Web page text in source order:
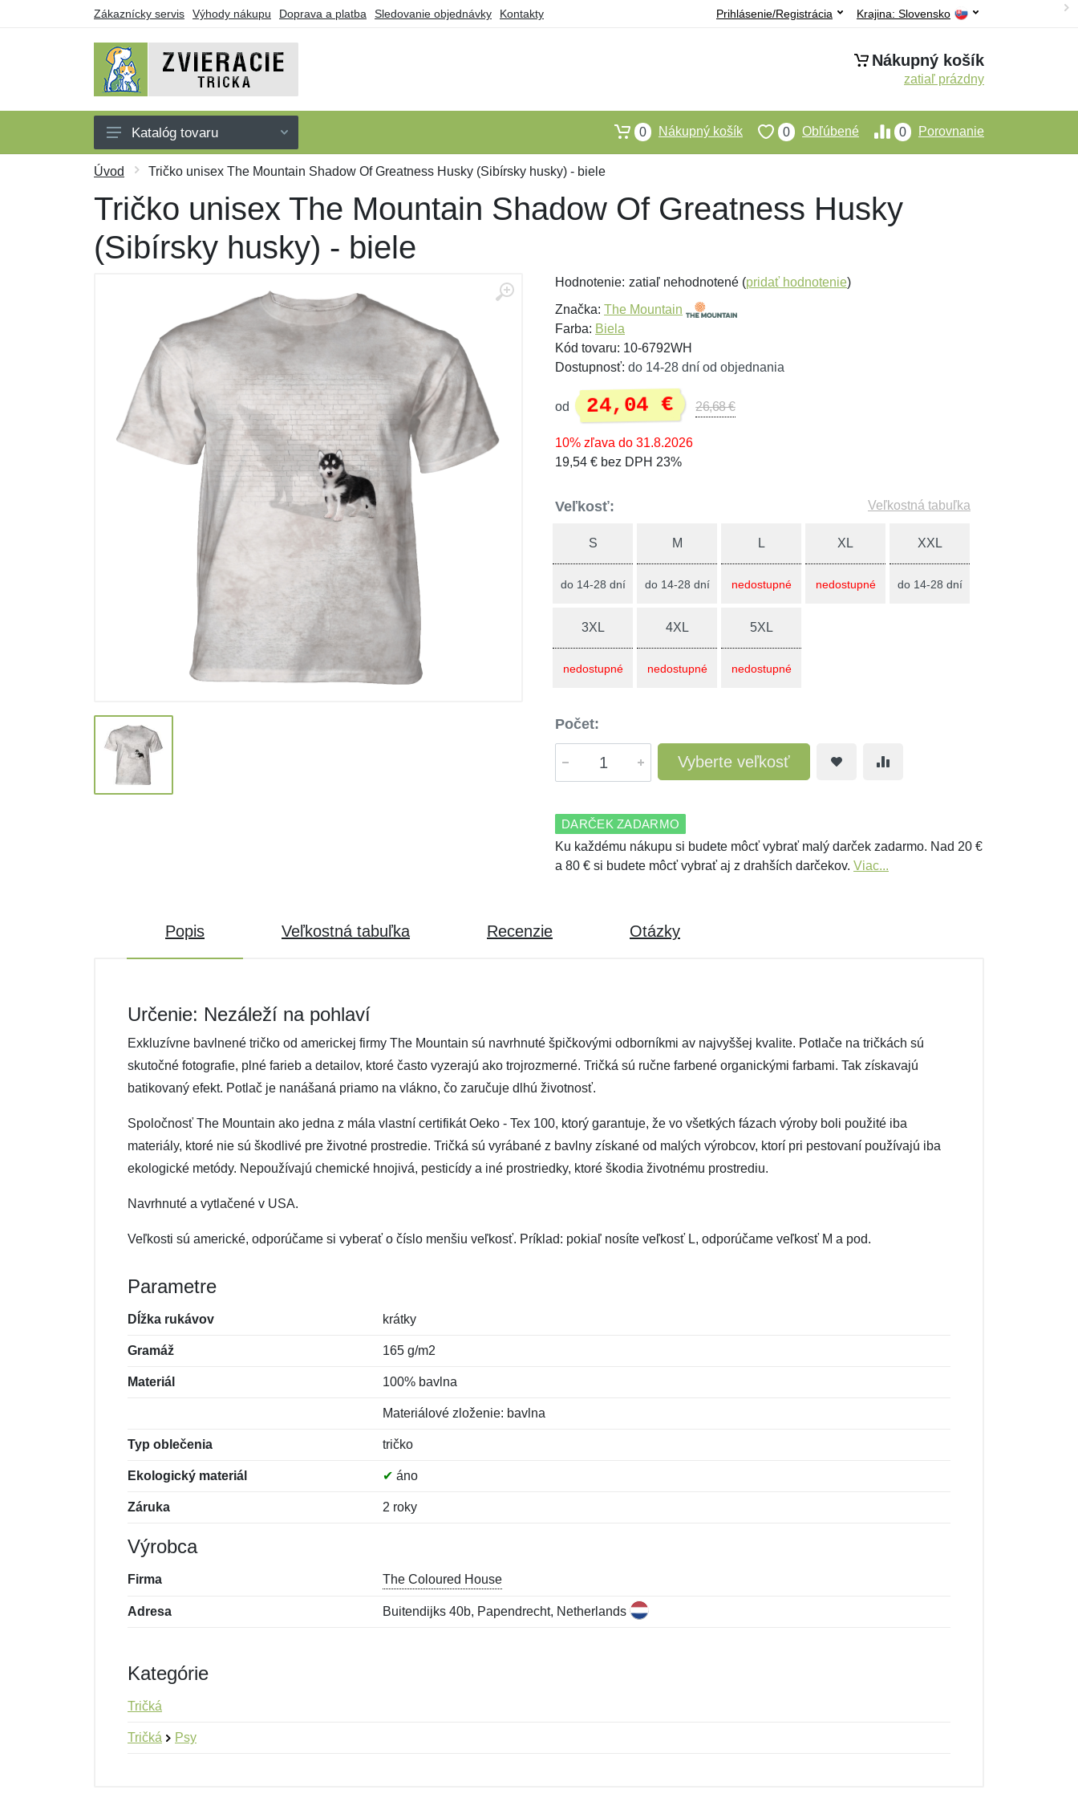
Zákaznícky servis Výhody nákupu Doprava a platba Sledovanie objednávky Kontakty Krajina: Slovensko
Prihlásenie/Registrácia
Nákupný košík
zatiaľ prázdny
Tričká
Tielka
Šaty
Katalóg tovaru 0 Porovnanie
0 Obľúbené
0 Nákupný košík
Úvod Tričko unisex The Mountain Shadow Of Greatness Husky (Sibírsky husky) - biele
Tričko unisex The Mountain Shadow Of Greatness Husky
(Sibírsky husky) - biele
Hodnotenie: zatiaľ nehodnotené (pridať hodnotenie)
Značka: The Mountain
Farba: Biela
Kód tovaru: 10-6792WH
Dostupnosť: do 14-28 dní od objednania
od 24,04 € 26,68 €
10% zľava do 31.8.2026
19,54 € bez DPH 23%
Veľkosť: Veľkostná tabuľka
S
do 14-28 dní
M
do 14-28 dní
L
nedostupné
XL
nedostupné
XXL
do 14-28 dní
3XL
nedostupné
4XL
nedostupné
5XL
nedostupné
Počet:
Vyberte veľkosť
DARČEK ZADARMO
Ku každému nákupu si budete môcť vybrať malý darček zadarmo. Nad 20 €
a 80 € si budete môcť vybrať aj z drahších darčekov. Viac...
Popis Veľkostná tabuľka Recenzie Otázky
Určenie: Nezáleží na pohlaví
Exkluzívne bavlnené tričko od americkej firmy The Mountain sú navrhnuté špičkovými odborníkmi av najvyššej kvalite. Potlače na tričkách sú
skutočné fotografie, plné farieb a detailov, ktoré často vyzerajú ako trojrozmerné. Tričká sú ručne farbené organickými farbami. Tak získavajú
batikovaný efekt. Potlač je nanášaná priamo na vlákno, čo zaručuje dlhú životnosť.
Spoločnosť The Mountain ako jedna z mála vlastní certifikát Oeko - Tex 100, ktorý garantuje, že vo všetkých fázach výroby boli použité iba
materiály, ktoré nie sú škodlivé pre životné prostredie. Tričká sú vyrábané z bavlny získané od malých výrobcov, ktorí pri pestovaní používajú iba
ekologické metódy. Nepoužívajú chemické hnojivá, pesticídy a iné prostriedky, ktoré škodia životnému prostrediu.
Navrhnuté a vytlačené v USA.
Veľkosti sú americké, odporúčame si vyberať o číslo menšiu veľkosť. Príklad: pokiaľ nosíte veľkosť L, odporúčame veľkosť M a pod.
Parametre
Dĺžka rukávov krátky
Gramáž 165 g/m2
Materiál 100% bavlna
Materiálové zloženie: bavlna
Typ oblečenia tričko
Ekologický materiál ✔ áno
Záruka 2 roky
Výrobca
Firma The Coloured House
Adresa Buitendijks 40b, Papendrecht, Netherlands
Kategórie
Tričká
Tričká Psy